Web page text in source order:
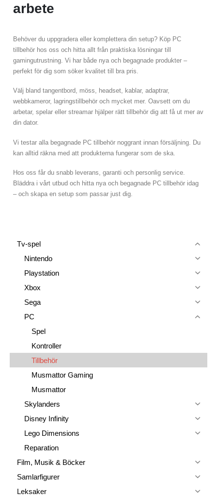
arbete
Behöver du uppgradera eller komplettera din setup? Köp PC
tillbehör hos oss och hitta allt från praktiska lösningar till
gamingutrustning. Vi har både nya och begagnade produkter –
perfekt för dig som söker kvalitet till bra pris.
Välj bland tangentbord, möss, headset, kablar, adaptrar,
webbkameror, lagringstillbehör och mycket mer. Oavsett om du
arbetar, spelar eller streamar hjälper rätt tillbehör dig att få ut mer av
din dator.
Vi testar alla begagnade PC tillbehör noggrant innan försäljning. Du
kan alltid räkna med att produkterna fungerar som de ska.
Hos oss får du snabb leverans, garanti och personlig service.
Bläddra i vårt utbud och hitta nya och begagnade PC tillbehör idag
– och skapa en setup som passar just dig.
Tv-spel
Nintendo
Playstation
Xbox
Sega
PC
Spel
Kontroller
Tillbehör
Musmattor Gaming
Musmattor
Skylanders
Disney Infinity
Lego Dimensions
Reparation
Film, Musik & Böcker
Samlarfigurer
Leksaker